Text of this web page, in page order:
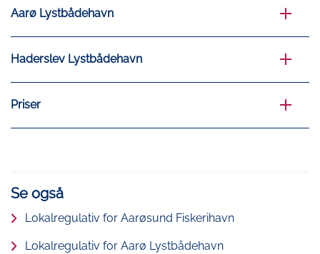
Aarø Lystbådehavn
Haderslev Lystbådehavn
Priser
Se også
Lokalregulativ for Aarøsund Fiskerihavn
Lokalregulativ for Aarø Lystbådehavn